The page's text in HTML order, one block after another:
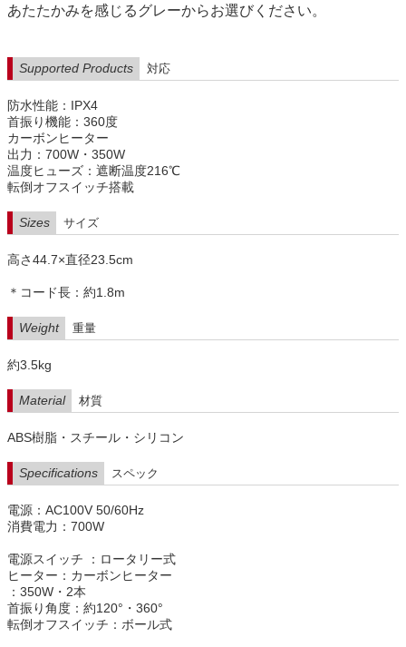
あたたかみを感じるグレーからお選びください。
Supported Products 対応
防水性能：IPX4
首振り機能：360度
カーボンヒーター
出力：700W・350W
温度ヒューズ：遮断温度216℃
転倒オフスイッチ搭載
Sizes サイズ
高さ44.7×直径23.5cm
＊コード長：約1.8m
Weight 重量
約3.5kg
Material 材質
ABS樹脂・スチール・シリコン
Specifications スペック
電源：AC100V 50/60Hz
消費電力：700W
電源スイッチ ：ロータリー式
ヒーター：カーボンヒーター
：350W・2本
首振り角度：約120°・360°
転倒オフスイッチ：ボール式